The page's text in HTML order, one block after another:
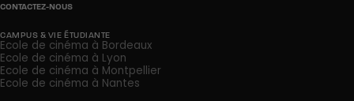
CONTACTEZ-NOUS
CAMPUS & VIE ÉTUDIANTE
Ecole de cinéma à Bordeaux
Ecole de cinéma à Lyon
Ecole de cinéma à Montpellier
Ecole de cinéma à Nantes